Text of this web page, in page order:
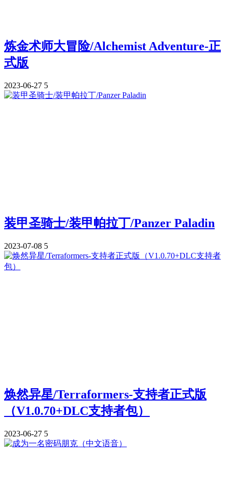
炼金术师大冒险/Alchemist Adventure-正
式版
2023-06-27 5
装甲圣骑士/装甲帕拉丁/Panzer Paladin
2023-07-08 5
焕然异星/Terraformers-支持者正式版
（V1.0.70+DLC支持者包）
2023-06-27 5